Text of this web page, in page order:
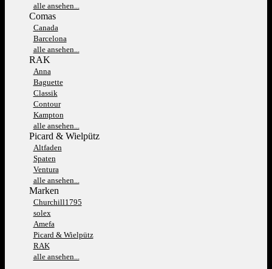
alle ansehen...
Comas
Canada
Barcelona
alle ansehen...
RAK
Anna
Baguette
Classik
Contour
Kampton
alle ansehen...
Picard & Wielpütz
Altfaden
Spaten
Ventura
alle ansehen...
Marken
Churchill1795
solex
Amefa
Picard & Wielpütz
RAK
alle ansehen...